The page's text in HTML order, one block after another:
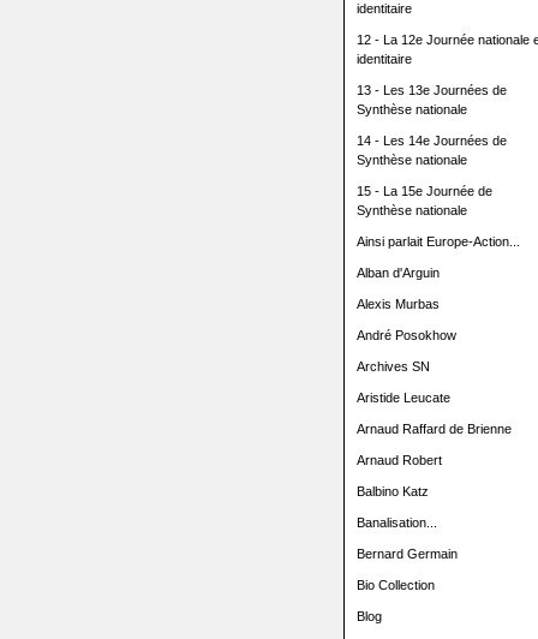
identitaire
12 - La 12e Journée nationale
identitaire
13 - Les 13e Journées de
Synthèse nationale
14 - Les 14e Journées de
Synthèse nationale
15 - La 15e Journée de
Synthèse nationale
Ainsi parlait Europe-Action...
Alban d'Arguin
Alexis Murbas
André Posokhow
Archives SN
Aristide Leucate
Arnaud Raffard de Brienne
Arnaud Robert
Balbino Katz
Banalisation...
Bernard Germain
Bio Collection
Blog